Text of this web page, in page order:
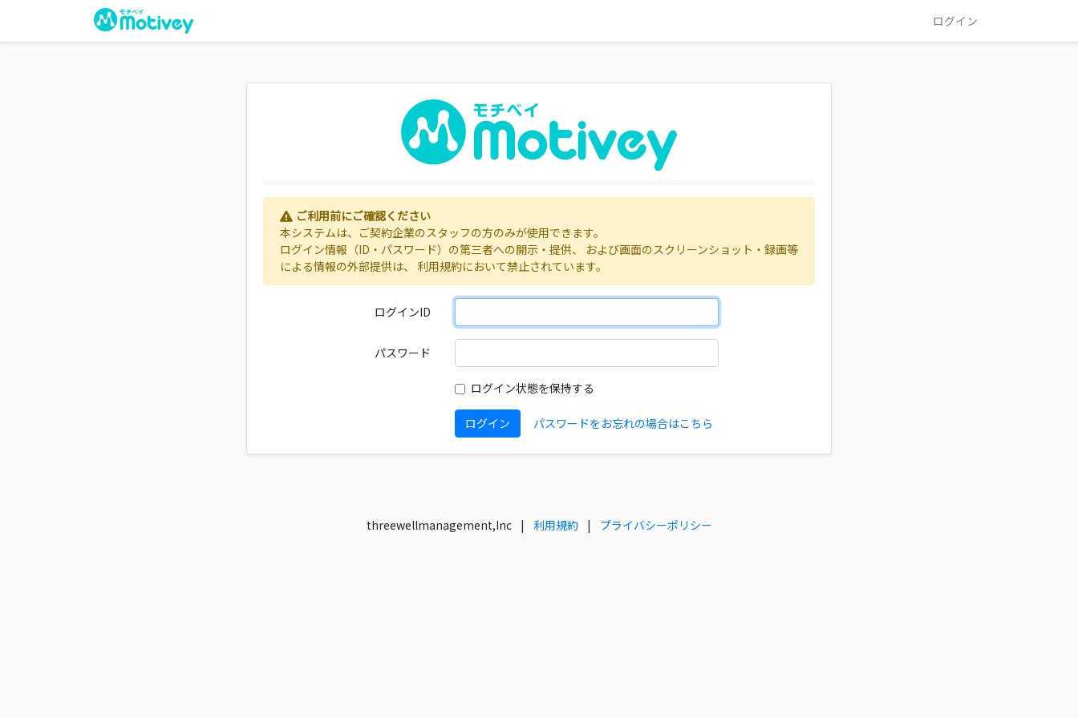
ログイン
ご利用前にご確認ください
本システムは、ご契約企業のスタッフの方のみが使用できます。
ログイン情報（ID・パスワード）の第三者への開示・提供、 および画面のスクリーンショット・録画等
による情報の外部提供は、 利用規約において禁止されています。
ログインID
パスワード
ログイン状態を保持する
ログイン パスワードをお忘れの場合はこちら
threewellmanagement,Inc | 利用規約 | プライバシーポリシー